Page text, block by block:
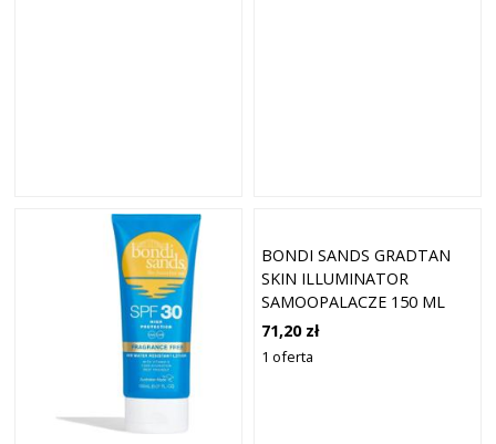
BONDI SANDS GRADTAN
SKIN ILLUMINATOR
SAMOOPALACZE 150 ML
71,20 zł
1 oferta